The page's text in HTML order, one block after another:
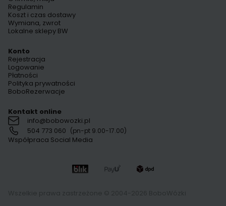
Regulamin
Koszt i czas dostawy
Wymiana, zwrot
Lokalne sklepy BW
Konto
Rejestracja
Logowanie
Płatności
Polityka prywatności
BoboRezerwacje
Kontakt online
info@bobowozki.pl
504 773 060 (pn-pt 9.00-17.00)
Współpraca Social Media